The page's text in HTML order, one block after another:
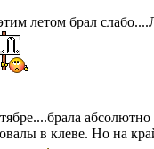
летом брал
в клеве. Но на